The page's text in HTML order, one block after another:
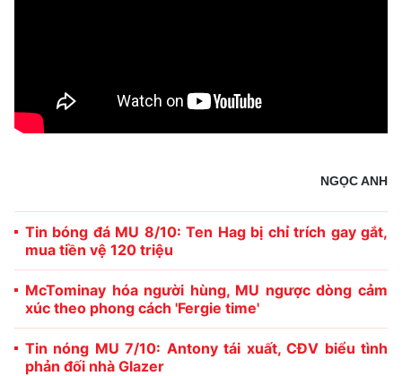
NGỌC ANH
Tin bóng đá MU 8/10: Ten Hag bị chỉ trích gay gắt,
mua tiền vệ 120 triệu
McTominay hóa người hùng, MU ngược dòng cảm
xúc theo phong cách 'Fergie time'
Tin nóng MU 7/10: Antony tái xuất, CĐV biểu tình
phản đối nhà Glazer